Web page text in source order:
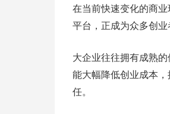
在当前快速变化的商
平台，正成为众多创业
大企业往往拥有成熟
能大幅降低创业成本
任。